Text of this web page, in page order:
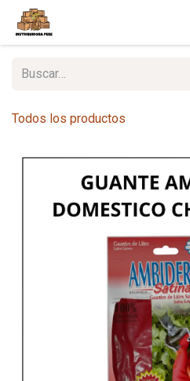
Ir al contenido
Todos los productos